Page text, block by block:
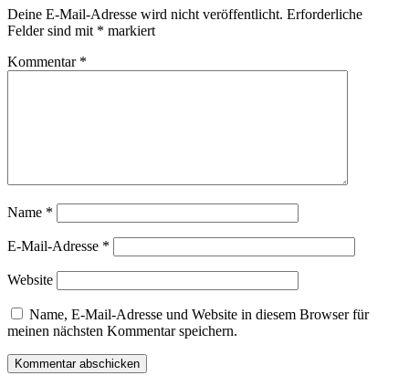
Deine E-Mail-Adresse wird nicht veröffentlicht. Erforderliche
Felder sind mit * markiert
Kommentar *
Name *
E-Mail-Adresse *
Website
Name, E-Mail-Adresse und Website in diesem Browser für
meinen nächsten Kommentar speichern.